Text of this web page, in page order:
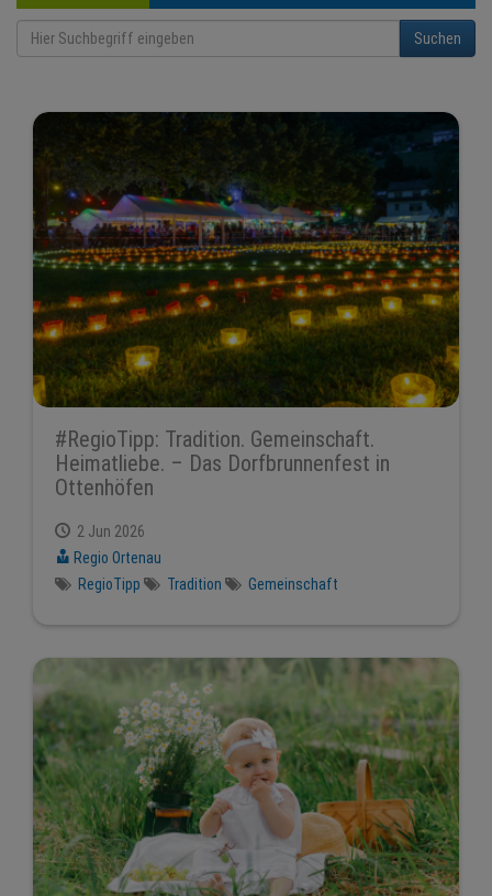
Suchen
#RegioTipp: Tradition. Gemeinschaft.
Heimatliebe. – Das Dorfbrunnenfest in
Ottenhöfen
2 Jun 2026
Regio Ortenau
RegioTipp
Tradition Gemeinschaft